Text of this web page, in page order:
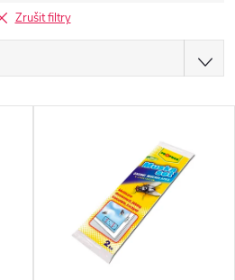
Zrušit filtry